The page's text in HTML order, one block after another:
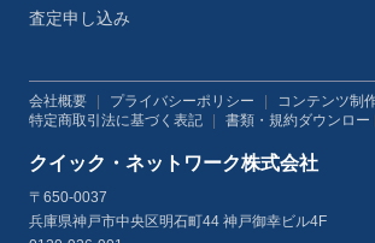
査定申し込み
会社概要 プライバシーポリシー コンテンツ制
特定商取引法に基づく表記
書類・規約ダウンロー
クイック・ネットワーク株式会社
〒650-0037
兵庫県神戸市中央区明石町44 神戸御幸ビル4F